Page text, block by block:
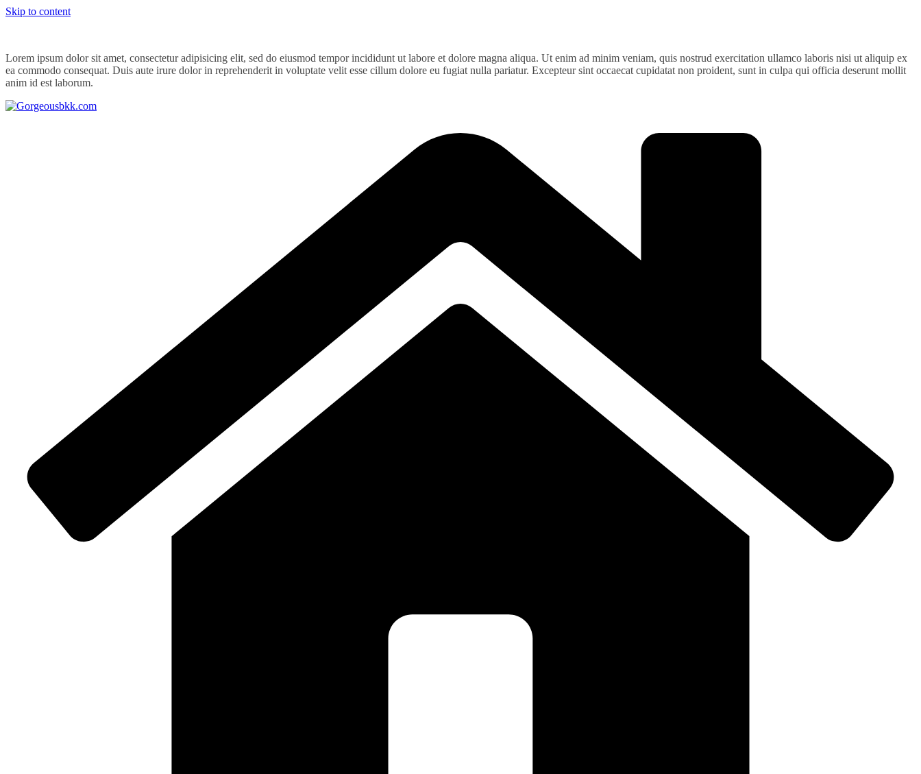
Skip to content
Lorem ipsum dolor sit amet, consectetur adipisicing elit, sed do eiusmod tempor incididunt ut labore et dolore magna aliqua. Ut enim ad minim veniam, quis nostrud exercitation ullamco laboris nisi ut aliquip ex
ea commodo consequat. Duis aute irure dolor in reprehenderit in voluptate velit esse cillum dolore eu fugiat nulla pariatur. Excepteur sint occaecat cupidatat non proident, sunt in culpa qui officia deserunt mollit
anim id est laborum.